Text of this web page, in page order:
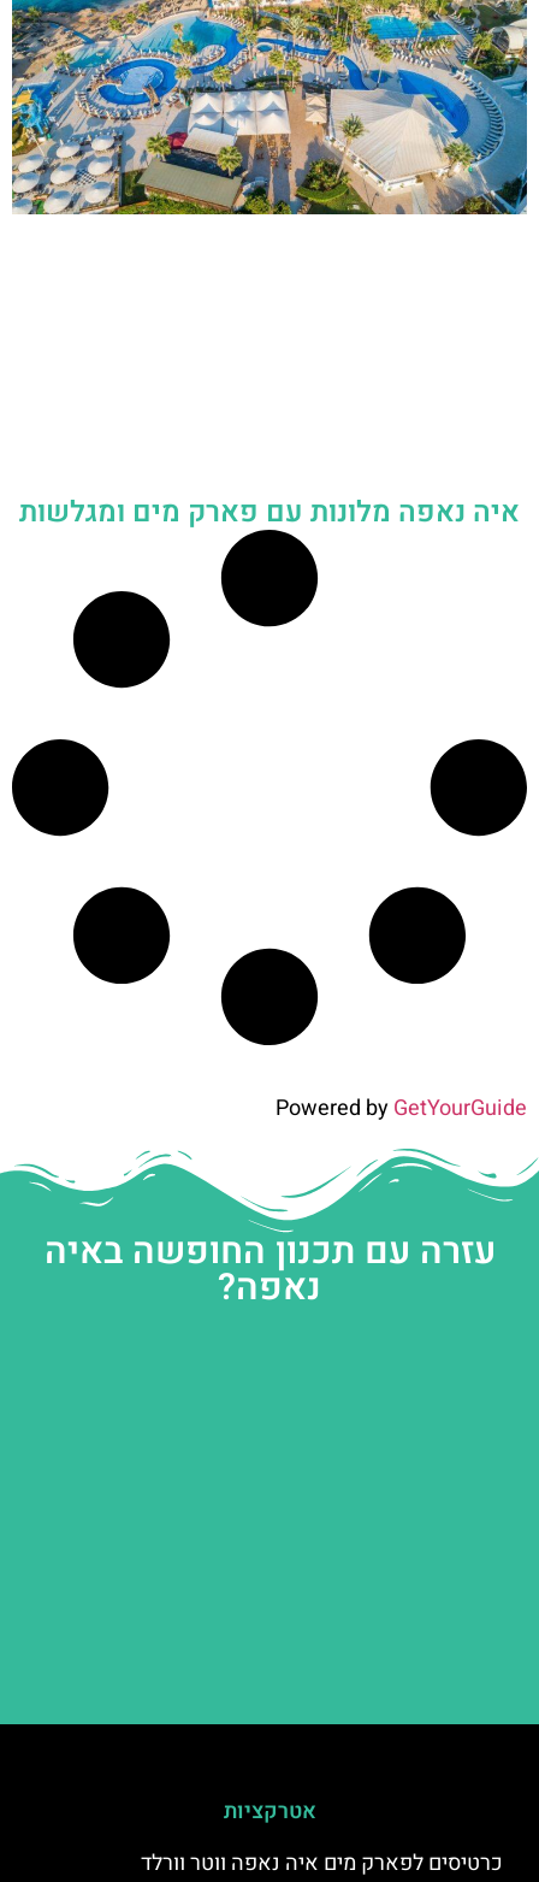
איה נאפה מלונות עם פארק מים ומגלשות
Powered byGetYourGuide
עזרה עם תכנון החופשה באיה
נאפה?
אטרקציות
כרטיסים לפארק מים איה נאפה ווטר וורלד